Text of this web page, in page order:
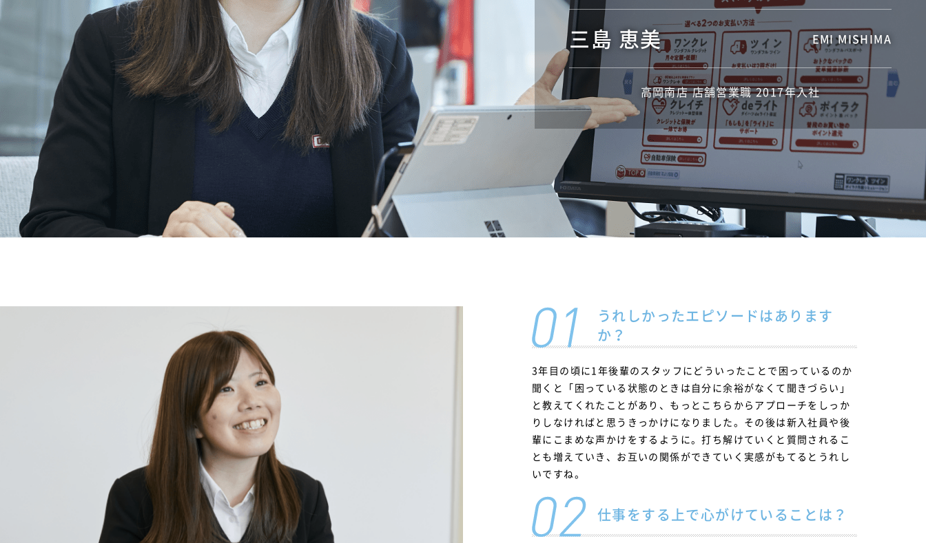
三島 恵美 EMI MISHIMA
高岡南店 店舗営業職 2017年入社
うれしかったエピソードはあります
か？
3年目の頃に1年後輩のスタッフにどういったことで困っているのか
聞くと「困っている状態のときは自分に余裕がなくて聞きづらい」
と教えてくれたことがあり、もっとこちらからアプローチをしっか
りしなければと思うきっかけになりました。その後は新入社員や後
輩にこまめな声かけをするように。打ち解けていくと質問されるこ
とも増えていき、お互いの関係ができていく実感がもてるとうれし
いですね。
仕事をする上で心がけていることは？